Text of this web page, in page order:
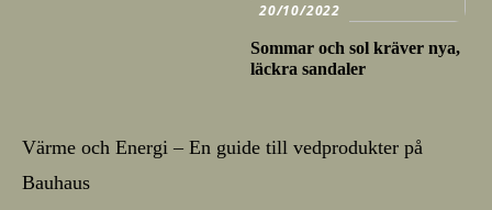
20/10/2022
Sommar och sol kräver nya,
läckra sandaler
Värme och Energi – En guide till vedprodukter på
Bauhaus